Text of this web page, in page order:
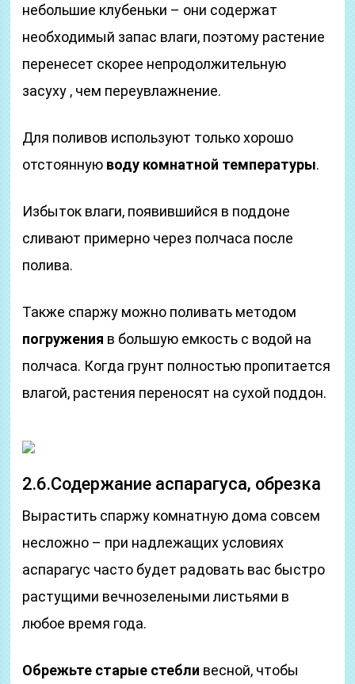
небольшие клубеньки – они содержат
необходимый запас влаги, поэтому растение
перенесет скорее непродолжительную
засуху , чем переувлажнение.
Для поливов используют только хорошо
отстоянную воду комнатной температуры.
Избыток влаги, появившийся в поддоне
сливают примерно через полчаса после
полива.
Также спаржу можно поливать методом
погружения в большую емкость с водой на
полчаса. Когда грунт полностью пропитается
влагой, растения переносят на сухой поддон.
2.6.Содержание аспарагуса, обрезка
Вырастить спаржу комнатную дома совсем
несложно – при надлежащих условиях
аспарагус часто будет радовать вас быстро
растущими вечнозелеными листьями в
любое время года.
Обрежьте старые стебли весной, чтобы